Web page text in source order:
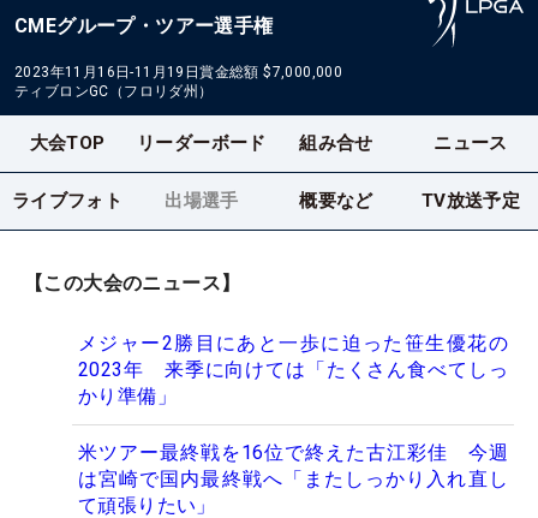
CMEグループ・ツアー選手権
2023年11月16日-11月19日賞金総額 $7,000,000
ティブロンGC（フロリダ州）
大会TOP リーダーボード 組み合せ ニュース
ライブフォト 出場選手 概要など TV放送予定
【この大会のニュース】
メジャー2勝目にあと一歩に迫った笹生優花の
2023年 来季に向けては「たくさん食べてしっ
かり準備」
米ツアー最終戦を16位で終えた古江彩佳 今週
は宮崎で国内最終戦へ「またしっかり入れ直し
て頑張りたい」